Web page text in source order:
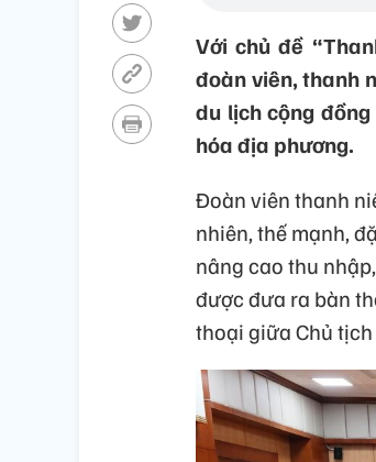
Với chủ đề
đoàn viên, thanh
du lịch cộng
hóa địa phương.
Đoàn viên thanh
nhiên, thế mạnh,
nâng cao thu
được đưa ra bàn
thoại giữa Chủ